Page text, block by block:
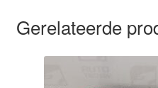
Gerelateerde